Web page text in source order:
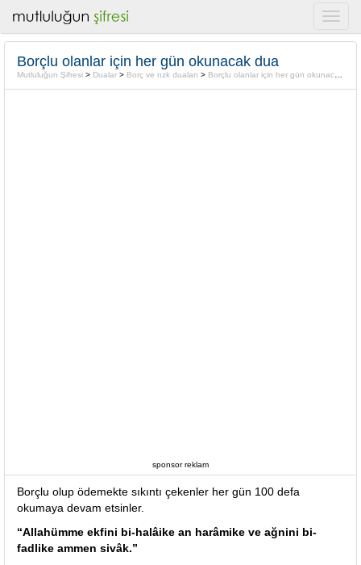
Borçlu olanlar için her gün okunacak dua
Mutluluğun Şifresi > Dualar > Borç ve rızk duaları > Borçlu olanlar için her gün okunacak dua
sponsor reklam
Borçlu olup ödemekte sıkıntı çekenler her gün 100 defa
okumaya devam etsinler.
“Allahümme ekfini bi-halâike an harâmike ve ağnini bi-
fadlike ammen sivâk.”